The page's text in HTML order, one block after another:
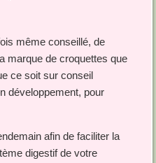
même conseillé, de
marque de croquettes que
ce soit sur conseil
développement, pour
afin de faciliter la
digestif de votre